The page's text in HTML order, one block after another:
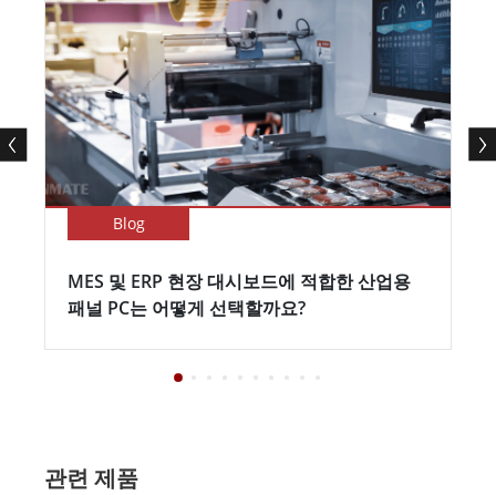
Blog
MES 및 ERP 현장 대시보드에 적합한 산업용
패널 PC는 어떻게 선택할까요?
관련 제품